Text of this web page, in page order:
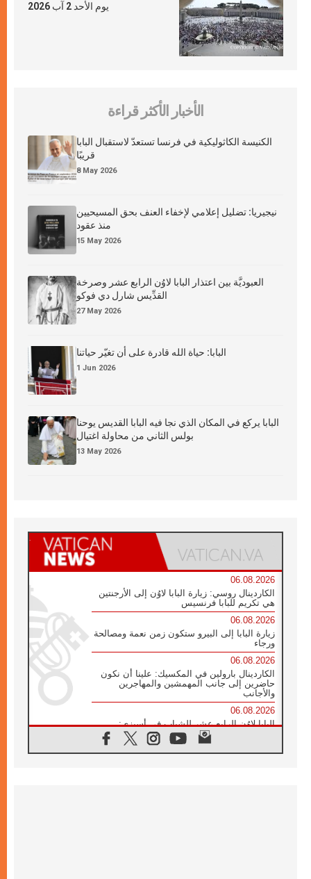
يوم الأحد 2 آب 2026
الأخبار الأكثر قراءة
الكنيسة الكاثوليكية في فرنسا تستعدّ لاستقبال البابا
قريبًا
8 May 2026
نيجيريا: تضليل إعلامي لإخفاء العنف بحق المسيحيين
منذ عقود
15 May 2026
العبوديَّة بين اعتذار البابا لاوُن الرابع عشر وصرخة
القدِّيس شارل دي فوكو
27 May 2026
البابا: حياة الله قادرة على أن تغيّر حياتنا
1 Jun 2026
البابا يركع في المكان الذي نجا فيه البابا القديس يوحنا
بولس الثاني من محاولة اغتيال
13 May 2026
06.08.2026
الكاردينال روسي: زيارة البابا لاوُن إلى الأرجنتين
هي تكريم للبابا فرنسيس
06.08.2026
زيارة البابا إلى البيرو ستكون زمن نعمة ومصالحة
ورجاء
06.08.2026
الكاردينال بارولين في المكسيك: علينا أن نكون
حاضرين إلى جانب المهمشين والمهاجرين
والأجانب
06.08.2026
البابا لاوُن الرابع عشر للشباب في أسيزي:
"أوروبا والعالم يبحثان اليوم عن قديسين جُدد